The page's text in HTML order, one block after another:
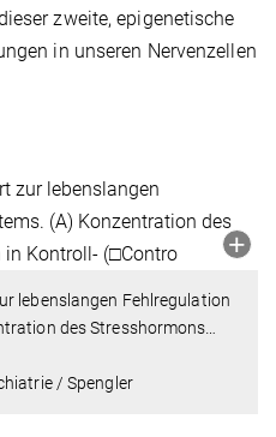
zweite, epigenetische
in unseren Nervenzellen
lebenslangen Fehlregulation
des Stresshormons…
/ Spengler